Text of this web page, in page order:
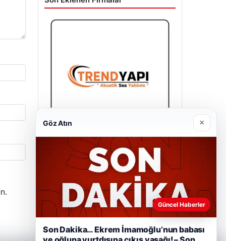
Trend Yapı Akustik
18/04/2026
Göz Atın ×
Güncel Haberler
Son Dakika… Ekrem İmamoğlu’nun babası